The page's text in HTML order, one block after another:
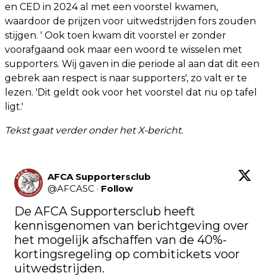
en CED in 2024 al met een voorstel kwamen,
waardoor de prijzen voor uitwedstrijden fors zouden
stijgen. ' Ook toen kwam dit voorstel er zonder
voorafgaand ook maar een woord te wisselen met
supporters. Wij gaven in die periode al aan dat dit een
gebrek aan respect is naar supporters', zo valt er te
lezen. 'Dit geldt ook voor het voorstel dat nu op tafel
ligt.'
Tekst gaat verder onder het X-bericht.
AFCA Supportersclub
@AFCASC · Follow
De AFCA Supportersclub heeft
kennisgenomen van berichtgeving over
het mogelijk afschaffen van de 40%-
kortingsregeling op combitickets voor
uitwedstrijden.